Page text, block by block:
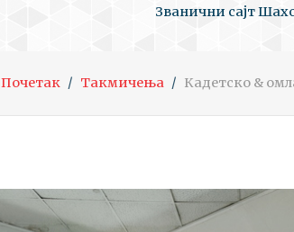
Званични сајт
Почетак Такмичења Кадетско &